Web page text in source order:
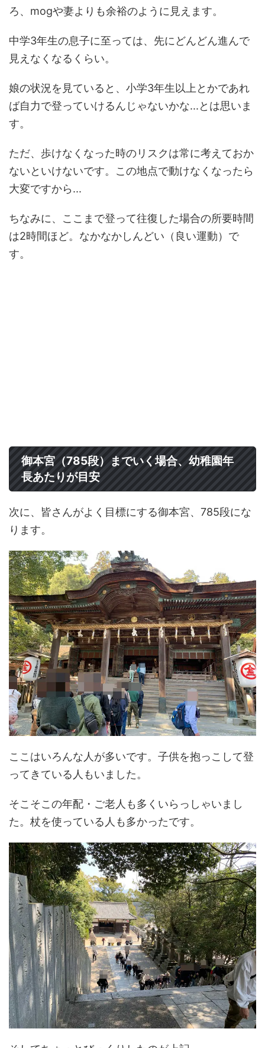
ろ、mogや妻よりも余裕のように見えます。
中学3年生の息子に至っては、先にどんどん進んで
見えなくなるくらい。
娘の状況を見ていると、小学3年生以上とかであれ
ば自力で登っていけるんじゃないかな...とは思いま
す。
ただ、歩けなくなった時のリスクは常に考えておか
ないといけないです。この地点で動けなくなったら
大変ですから...
ちなみに、ここまで登って往復した場合の所要時間
は2時間ほど。なかなかしんどい（良い運動）で
す。
御本宮（785段）までいく場合、幼稚園年
長あたりが目安
次に、皆さんがよく目標にする御本宮、785段にな
ります。
ここはいろんな人が多いです。子供を抱っこして登
ってきている人もいました。
そこそこの年配・ご老人も多くいらっしゃいまし
た。杖を使っている人も多かったです。